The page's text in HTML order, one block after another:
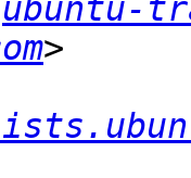
ubuntu-